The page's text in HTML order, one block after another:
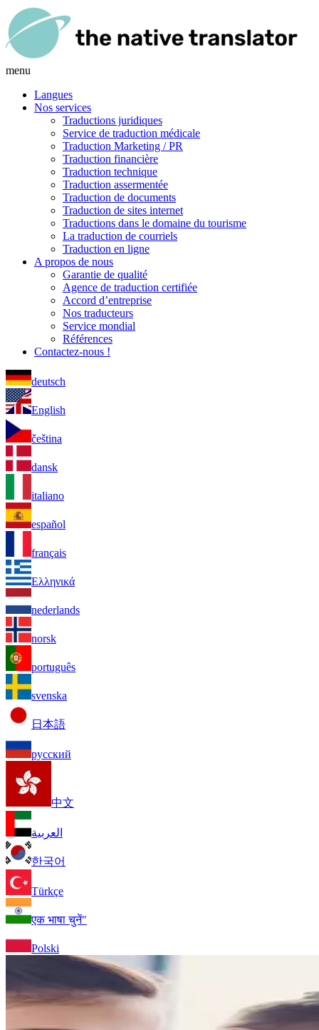
menu
Langues
Nos services
Traductions juridiques
Service de traduction médicale
Traduction Marketing / PR
Traduction financière
Traduction technique
Traduction assermentée
Traduction de documents
Traduction de sites internet
Traductions dans le domaine du tourisme
La traduction de courriels
Traduction en ligne
A propos de nous
Garantie de qualité
Agence de traduction certifiée
Accord d’entreprise
Nos traducteurs
Service mondial
Références
Contactez-nous !
deutsch
English
čeština
dansk
italiano
español
français
Ελληνικά
nederlands
norsk
português
svenska
日本語
русский
中文
العربية
한국어
Türkçe
एक भाषा चुनें"
Polski